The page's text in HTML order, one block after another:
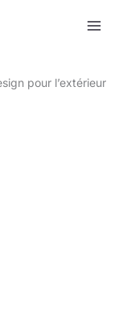
pour l’extérieur